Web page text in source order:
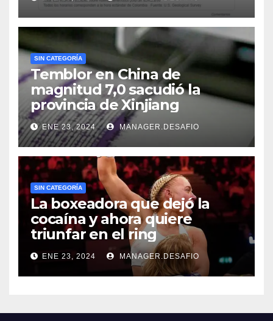
SIN CATEGORÍA
Temblor en China de
magnitud 7,0 sacudió la
provincia de Xinjiang
ENE 23, 2024 MANAGER.DESAFIO
SIN CATEGORÍA
La boxeadora que dejó la
cocaína y ahora quiere
triunfar en el ring​
ENE 23, 2024 MANAGER.DESAFIO